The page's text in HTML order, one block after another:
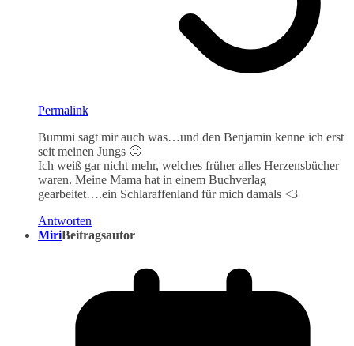
Permalink
Bummi sagt mir auch was…und den Benjamin kenne ich erst
seit meinen Jungs 🙂
Ich weiß gar nicht mehr, welches früher alles Herzensbücher
waren. Meine Mama hat in einem Buchverlag
gearbeitet….ein Schlaraffenland für mich damals <3
Antworten
MiriBeitragsautor